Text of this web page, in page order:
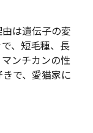
は遺伝子の変
、短毛種、長
ンチカンの性
で、愛猫家に